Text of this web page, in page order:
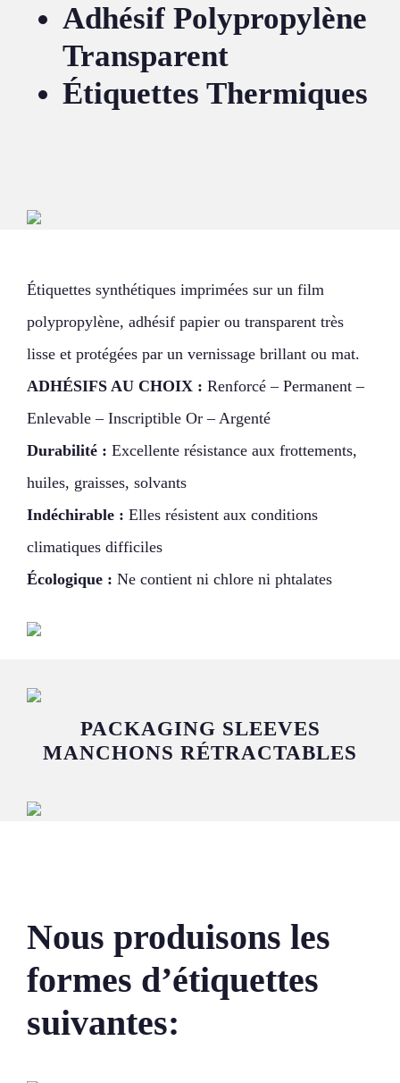
Adhésif Polypropylène
Transparent
Étiquettes Thermiques
Étiquettes synthétiques imprimées sur un film
polypropylène, adhésif papier ou transparent très
lisse et protégées par un vernissage brillant ou mat.
ADHÉSIFS AU CHOIX : Renforcé – Permanent –
Enlevable – Inscriptible Or – Argenté
Durabilité : Excellente résistance aux frottements,
huiles, graisses, solvants
Indéchirable : Elles résistent aux conditions
climatiques difficiles
Écologique : Ne contient ni chlore ni phtalates
PACKAGING SLEEVES
MANCHONS RÉTRACTABLES
Nous produisons les
formes d’étiquettes
suivantes: